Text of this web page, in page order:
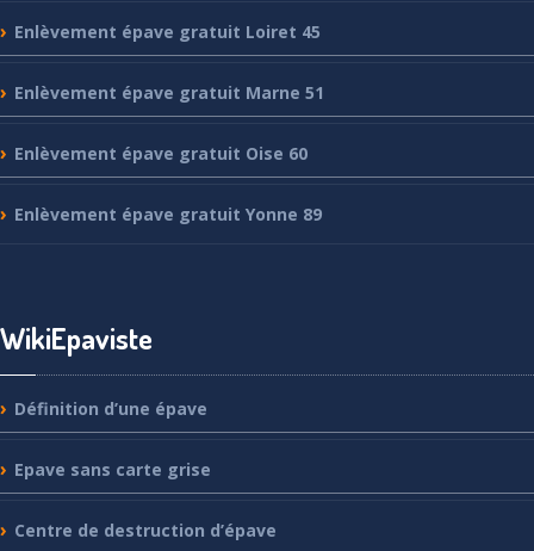
Enlèvement épave gratuit Loiret 45
Enlèvement épave gratuit Marne 51
Enlèvement épave gratuit Oise 60
Enlèvement épave gratuit Yonne 89
WikiEpaviste
Définition d’une épave
Epave sans carte grise
Centre de destruction d’épave